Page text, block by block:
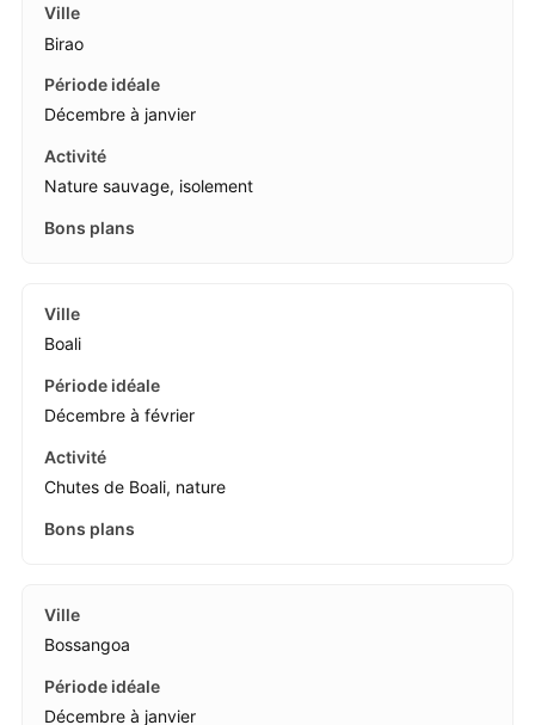
Birao
Décembre à janvier
Nature sauvage, isolement
Boali
Décembre à février
Chutes de Boali, nature
Bossangoa
Décembre à janvier